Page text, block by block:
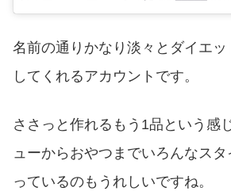
名前の通りかなり淡々とダイエ
してくれるアカウントです。
ささっと作れるもう1品という感
ューからおやつまでいろんなス
っているのもうれしいですね。